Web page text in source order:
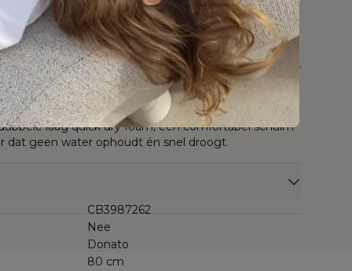
in verschillende standen te plaatsen. Het
kwalitatief dankzij de Sunbrella® Luxe-stof.
weerbestendige stof met een coating die niet
ook beschermt tegen vuil, vlekken en vloeistoffen.
bestand tegen weer en wind, mag het hele jaar
jarenlang slijt- en kleurvast dankzij de tot in de kern
stof wordt bij Bristol à La Carte
laag quick dry foam, een comfortabel schuim
dat geen water ophoudt én snel droogt.
CB3987262
Nee
Donato
80 cm